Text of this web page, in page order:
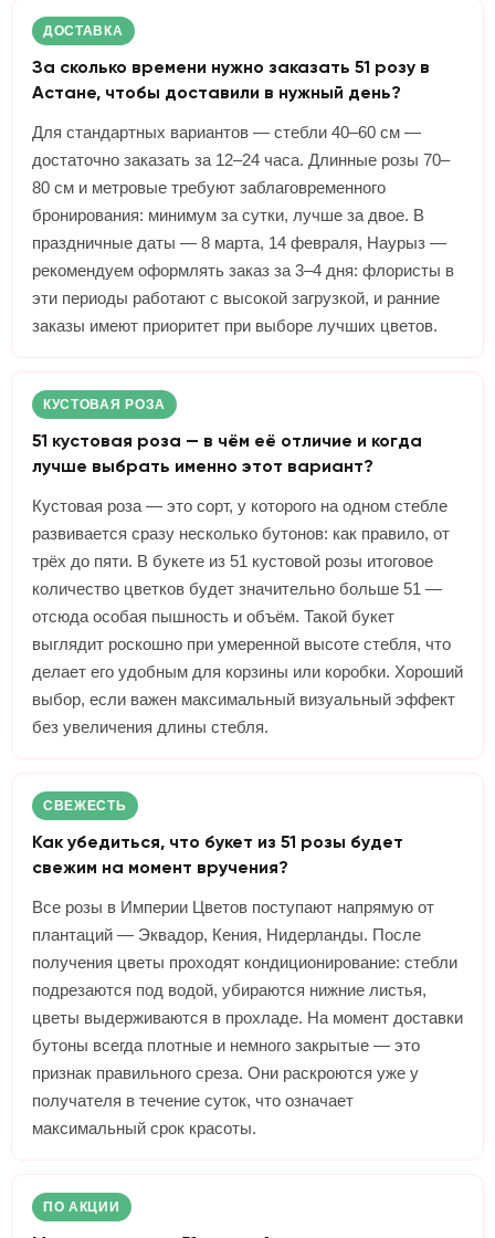
ДОСТАВКА
За сколько времени нужно заказать 51 розу в
Астане, чтобы доставили в нужный день?
Для стандартных вариантов — стебли 40–60 см —
достаточно заказать за 12–24 часа. Длинные розы 70–
80 см и метровые требуют заблаговременного
бронирования: минимум за сутки, лучше за двое. В
праздничные даты — 8 марта, 14 февраля, Наурыз —
рекомендуем оформлять заказ за 3–4 дня: флористы в
эти периоды работают с высокой загрузкой, и ранние
заказы имеют приоритет при выборе лучших цветов.
КУСТОВАЯ РОЗА
51 кустовая роза — в чём её отличие и когда
лучше выбрать именно этот вариант?
Кустовая роза — это сорт, у которого на одном стебле
развивается сразу несколько бутонов: как правило, от
трёх до пяти. В букете из 51 кустовой розы итоговое
количество цветков будет значительно больше 51 —
отсюда особая пышность и объём. Такой букет
выглядит роскошно при умеренной высоте стебля, что
делает его удобным для корзины или коробки. Хороший
выбор, если важен максимальный визуальный эффект
без увеличения длины стебля.
СВЕЖЕСТЬ
Как убедиться, что букет из 51 розы будет
свежим на момент вручения?
Все розы в Империи Цветов поступают напрямую от
плантаций — Эквадор, Кения, Нидерланды. После
получения цветы проходят кондиционирование: стебли
подрезаются под водой, убираются нижние листья,
цветы выдерживаются в прохладе. На момент доставки
бутоны всегда плотные и немного закрытые — это
признак правильного среза. Они раскроются уже у
получателя в течение суток, что означает
максимальный срок красоты.
ПО АКЦИИ